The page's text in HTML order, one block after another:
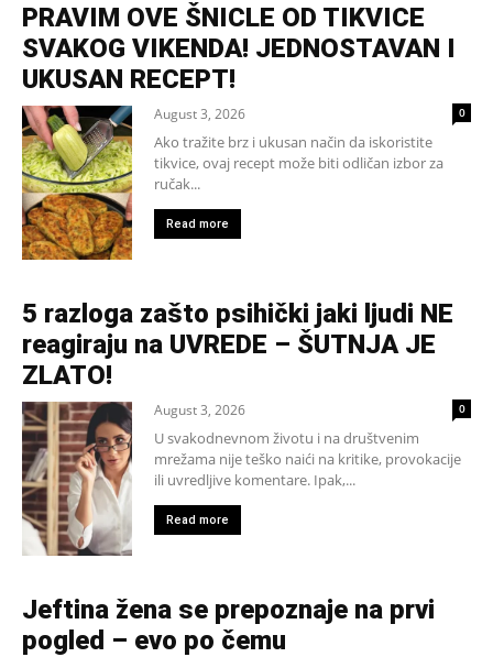
PRAVIM OVE ŠNICLE OD TIKVICE
SVAKOG VIKENDA! JEDNOSTAVAN I
UKUSAN RECEPT!
August 3, 2026 0
Ako tražite brz i ukusan način da iskoristite
tikvice, ovaj recept može biti odličan izbor za
ručak...
Read more
5 razloga zašto psihički jaki ljudi NE
reagiraju na UVREDE – ŠUTNJA JE
ZLATO!
August 3, 2026 0
U svakodnevnom životu i na društvenim
mrežama nije teško naići na kritike, provokacije
ili uvredljive komentare. Ipak,...
Read more
Jeftina žena se prepoznaje na prvi
pogled – evo po čemu